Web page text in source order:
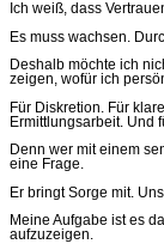
Ich weiß, dass
Es muss wachsen.
Deshalb möchte ich
zeigen, wofür ich
Für Diskretion. Für
Ermittlungsarbeit. Und
Denn wer mit einem
eine Frage.
Er bringt Sorge mit.
Meine Aufgabe ist es
aufzuzeigen.